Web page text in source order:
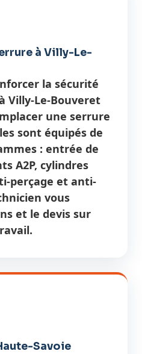
à Villy-Le-
la sécurité
Villy-Le-Bouveret
une serrure
sont équipés de
: entrée de
A2P, cylindres
perçage et anti-
vous
et le devis sur
Savoie